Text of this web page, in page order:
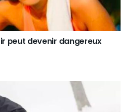
peut devenir dangereux